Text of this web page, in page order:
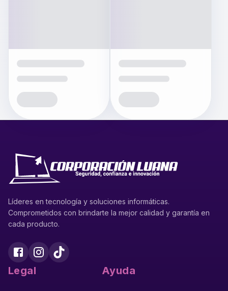
Líderes en tecnología y soluciones informáticas.
Comprometidos con brindarte la mejor calidad y garantía en
cada producto.
Legal Ayuda